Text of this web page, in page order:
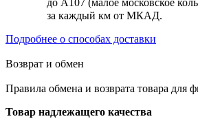
до А107 (малое московское
за каждый км от МКАД.
Подробнее о способах доставки
Возврат и обмен
Правила обмена и возврата товара для
Товар надлежащего качества